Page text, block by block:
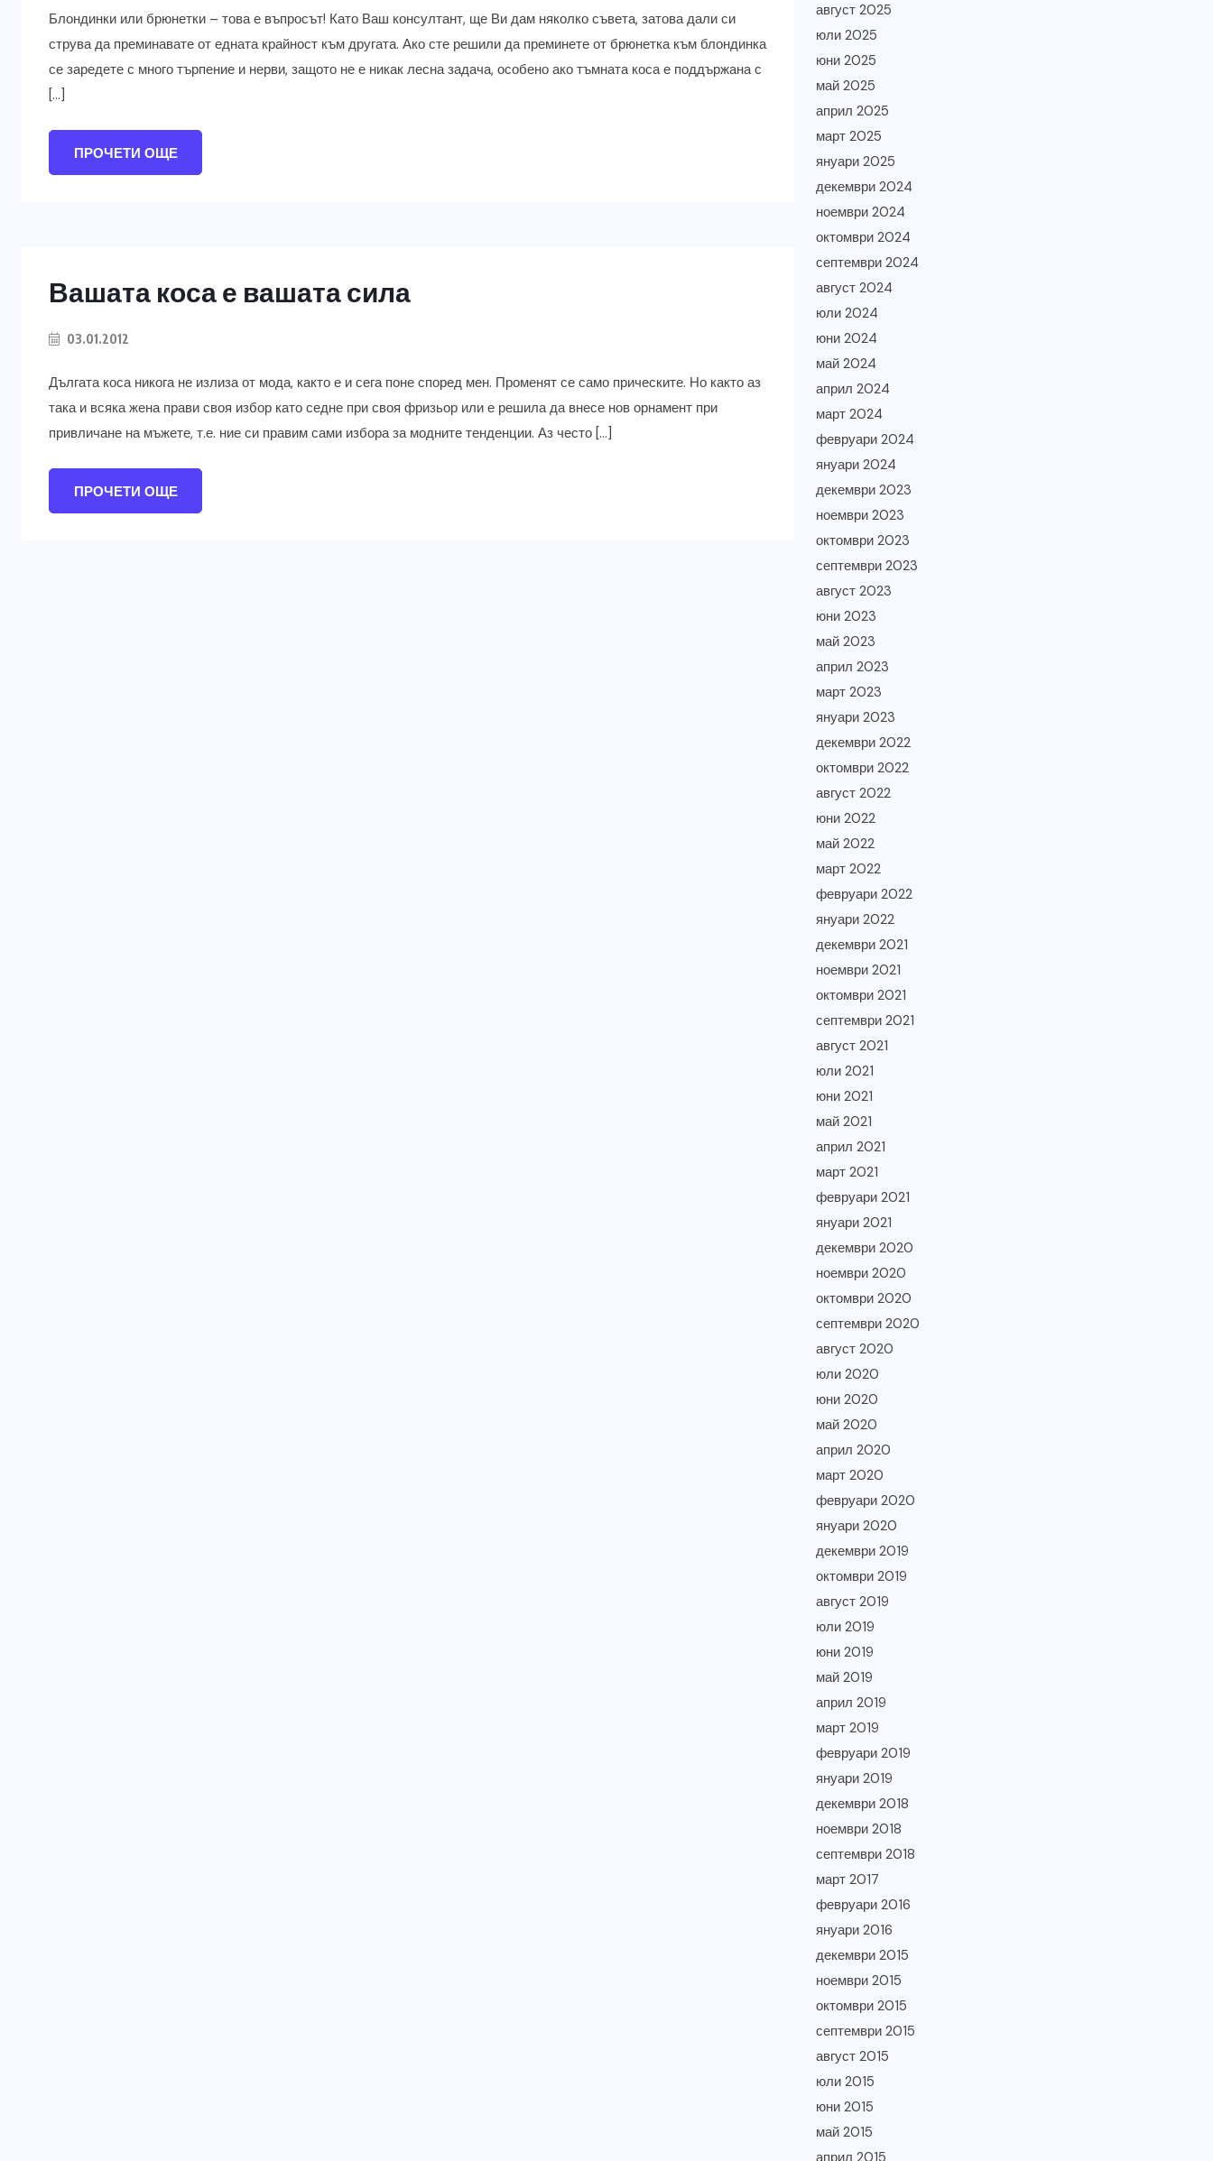
Блондинки или брюнетки – това е въпросът! Като Ваш консултант, ще Ви дам няколко съвета, затова дали си
струва да преминавате от едната крайност към другата. Ако сте решили да преминете от брюнетка към блондинка
се заредете с много търпение и нерви, защото не е никак лесна задача, особено ако тъмната коса е поддържана с
[…]
ПРОЧЕТИ ОЩЕ
Вашата коса е вашата сила
03.01.2012
Дългата коса никога не излиза от мода, както е и сега поне според мен. Променят се само прическите. Но както аз
така и всяка жена прави своя избор като седне при своя фризьор или е решила да внесе нов орнамент при
привличане на мъжете, т.е. ние си правим сами избора за модните тенденции. Аз често […]
ПРОЧЕТИ ОЩЕ
август 2025
юли 2025
юни 2025
май 2025
април 2025
март 2025
януари 2025
декември 2024
ноември 2024
октомври 2024
септември 2024
август 2024
юли 2024
юни 2024
май 2024
април 2024
март 2024
февруари 2024
януари 2024
декември 2023
ноември 2023
октомври 2023
септември 2023
август 2023
юни 2023
май 2023
април 2023
март 2023
януари 2023
декември 2022
октомври 2022
август 2022
юни 2022
май 2022
март 2022
февруари 2022
януари 2022
декември 2021
ноември 2021
октомври 2021
септември 2021
август 2021
юли 2021
юни 2021
май 2021
април 2021
март 2021
февруари 2021
януари 2021
декември 2020
ноември 2020
октомври 2020
септември 2020
август 2020
юли 2020
юни 2020
май 2020
април 2020
март 2020
февруари 2020
януари 2020
декември 2019
октомври 2019
август 2019
юли 2019
юни 2019
май 2019
април 2019
март 2019
февруари 2019
януари 2019
декември 2018
ноември 2018
септември 2018
март 2017
февруари 2016
януари 2016
декември 2015
ноември 2015
октомври 2015
септември 2015
август 2015
юли 2015
юни 2015
май 2015
април 2015